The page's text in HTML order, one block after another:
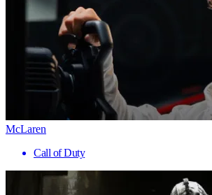
McLaren
Call of Duty